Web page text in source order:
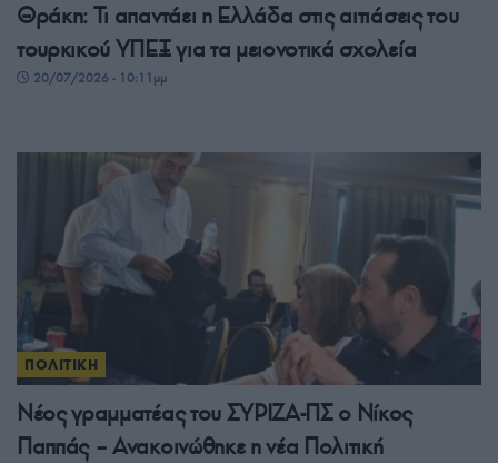
Θράκη: Τι απαντάει η Ελλάδα στις αιτιάσεις του
τουρκικού ΥΠΕΞ για τα μειονοτικά σχολεία
20/07/2026 - 10:11μμ
ΠΟΛΙΤΙΚΗ
Νέος γραμματέας του ΣΥΡΙΖΑ-ΠΣ ο Νίκος
Παππάς – Ανακοινώθηκε η νέα Πολιτική